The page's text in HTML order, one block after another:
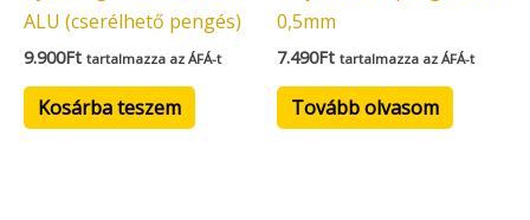
ALU (cserélhető pengés)
9.900Ft tartalmazza az ÁFÁ-t
Kosárba teszem
0,5mm
7.490Ft tartalmazza az ÁFÁ-t
Tovább olvasom